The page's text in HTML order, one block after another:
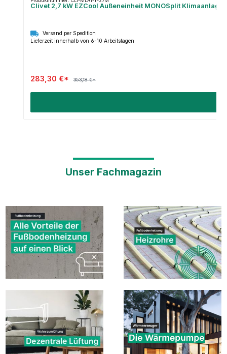
Clivet 2,7 kW EZCool Außeneinheit MONOSplit Klimaanlage
Versand per Spedition
Lieferzeit innerhalb von 6-10 Arbeitstagen
283,30 €* 353,18 €*
Unser Fachmagazin